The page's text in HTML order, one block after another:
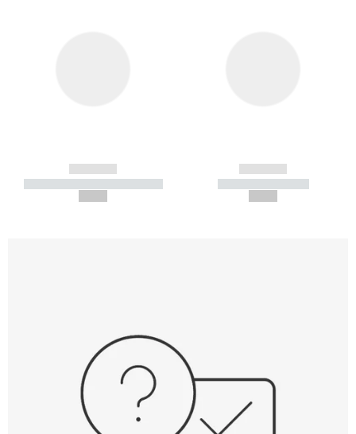
------------
----------- ----------- -----------
------------
----------- -----------